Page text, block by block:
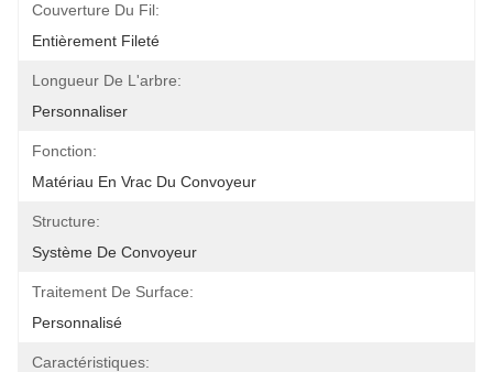
Couverture Du Fil:
Entièrement Fileté
Longueur De L'arbre:
Personnaliser
Fonction:
Matériau En Vrac Du Convoyeur
Structure:
Système De Convoyeur
Traitement De Surface:
Personnalisé
Caractéristiques: